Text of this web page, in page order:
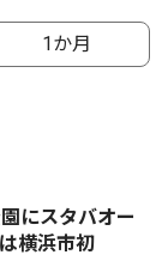
1か月
にスタバオー
横浜市初